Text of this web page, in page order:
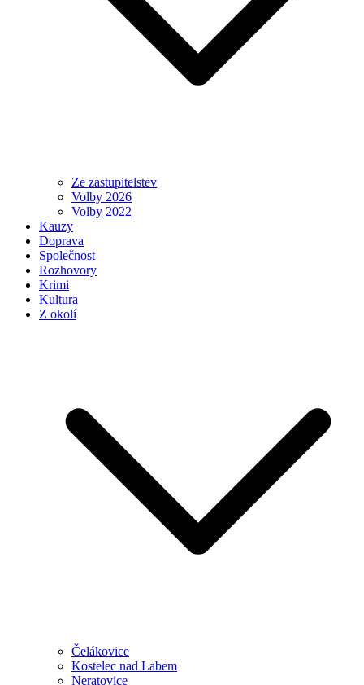
Ze zastupitelstev
Volby 2026
Volby 2022
Kauzy
Doprava
Společnost
Rozhovory
Krimi
Kultura
Z okolí
Čelákovice
Kostelec nad Labem
Neratovice